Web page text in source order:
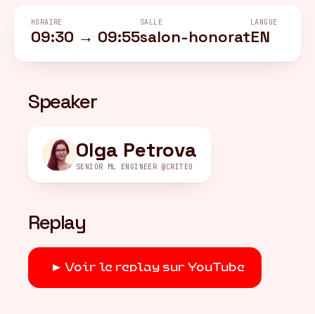
HORAIRE
09:30 → 09:55
SALLE
salon-honorat
LANGUE
EN
Speaker
Olga Petrova
SENIOR ML ENGINEER @CRITEO
Replay
Voir le replay sur YouTube